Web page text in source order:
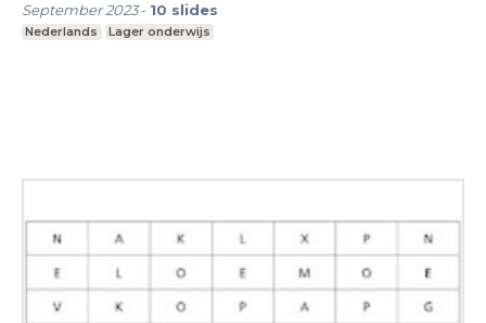
September 2023- 10 slides
Nederlands Lager onderwijs